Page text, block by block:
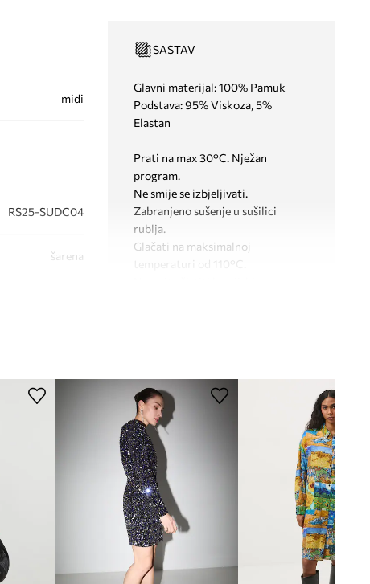
midi
RS25-SUDC04
šarena
SASTAV
Glavni materijal: 100% Pamuk
Podstava: 95% Viskoza, 5%
Elastan
Prati na max 30°C. Nježan
program.
Ne smije se izbjeljivati.
Zabranjeno sušenje u sušilici
rublja.
Glačati na maksimalnoj
temperaturi od 110°C.
Rukav: bez rukava
Izrez: V-izrez
Kroj modela
DIMENZIJE
Standardna veličina
Preporučamo da odaberete veličinu koju
inače nosite.
Pogledaje dimenzije proizvoda